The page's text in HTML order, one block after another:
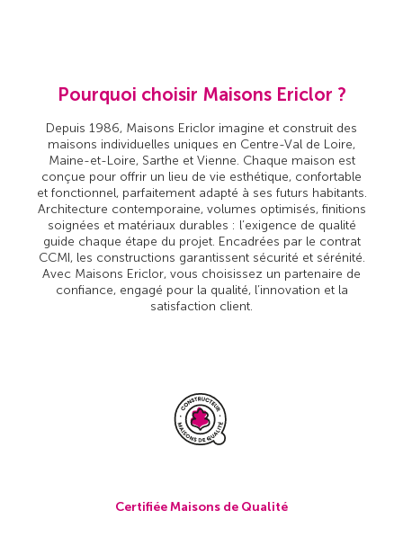
Pourquoi choisir Maisons Ericlor ?
Depuis 1986, Maisons Ericlor imagine et construit des
maisons individuelles uniques en Centre-Val de Loire,
Maine-et-Loire, Sarthe et Vienne. Chaque maison est
conçue pour offrir un lieu de vie esthétique, confortable
et fonctionnel, parfaitement adapté à ses futurs habitants.
Architecture contemporaine, volumes optimisés, finitions
soignées et matériaux durables : l’exigence de qualité
guide chaque étape du projet. Encadrées par le contrat
CCMI, les constructions garantissent sécurité et sérénité.
Avec Maisons Ericlor, vous choisissez un partenaire de
confiance, engagé pour la qualité, l’innovation et la
satisfaction client.
Certifiée Maisons de Qualité